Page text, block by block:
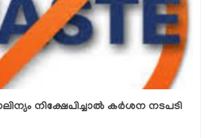
നിക്ഷേപിച്ചാല്‍ കര്‍ശന നടപടി